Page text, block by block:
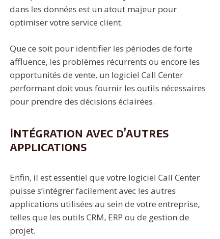
dans les données est un atout majeur pour
optimiser votre service client.
Que ce soit pour identifier les périodes de forte
affluence, les problèmes récurrents ou encore les
opportunités de vente, un logiciel Call Center
performant doit vous fournir les outils nécessaires
pour prendre des décisions éclairées.
Intégration avec d’autres
applications
Enfin, il est essentiel que votre logiciel Call Center
puisse s’intégrer facilement avec les autres
applications utilisées au sein de votre entreprise,
telles que les outils CRM, ERP ou de gestion de
projet.